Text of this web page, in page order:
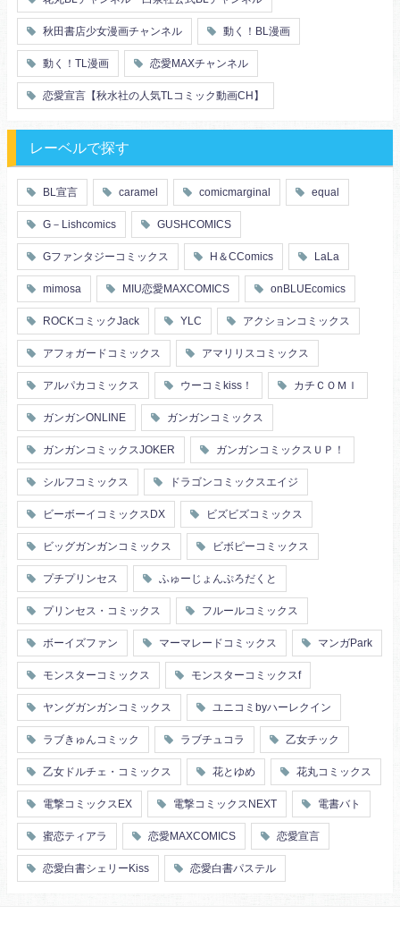
秋田書店少女漫画チャンネル 動く！BL漫画
動く！TL漫画 恋愛MAXチャンネル
恋愛宣言【秋水社の人気TLコミック動画CH】
レーベルで探す
BL宣言 caramel comicmarginal equal
G－Lishcomics GUSHCOMICS
Gファンタジーコミックス H＆CComics LaLa
mimosa MIU恋愛MAXCOMICS onBLUEcomics
ROCKコミックJack YLC アクションコミックス
アフォガードコミックス アマリリスコミックス
アルパカコミックス ウーコミkiss！ カチＣＯＭＩ
ガンガンONLINE ガンガンコミックス
ガンガンコミックスJOKER ガンガンコミックスＵＰ！
シルフコミックス ドラゴンコミックスエイジ
ビーボーイコミックスDX ビズビズコミックス
ビッグガンガンコミックス ビボピーコミックス
プチプリンセス ふゅーじょんぷろだくと
プリンセス・コミックス フルールコミックス
ボーイズファン マーマレードコミックス マンガPark
モンスターコミックス モンスターコミックスf
ヤングガンガンコミックス ユニコミbyハーレクイン
ラブきゅんコミック ラブチュコラ 乙女チック
乙女ドルチェ・コミックス 花とゆめ 花丸コミックス
電撃コミックスEX 電撃コミックスNEXT 電書バト
蜜恋ティアラ 恋愛MAXCOMICS 恋愛宣言
恋愛白書シェリーKiss 恋愛白書パステル